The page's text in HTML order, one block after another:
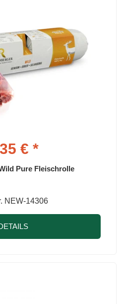
€ *
Pure Fleischrolle
NEW-14306